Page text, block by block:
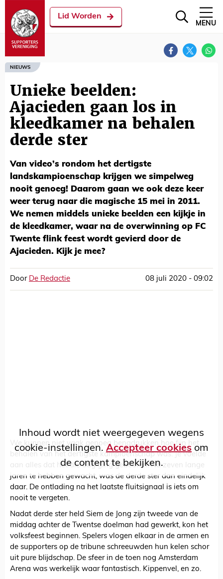
Lid Worden
MENU
NIEUWS
Unieke beelden:
Ajacieden gaan los in
kleedkamer na behalen
derde ster
Van video’s rondom het dertigste
landskampioenschap krijgen we simpelweg
nooit genoeg! Daarom gaan we ook deze keer
weer terug naar die magische 15 mei in 2011.
We nemen middels unieke beelden een kijkje in
de kleedkamer, waar na de overwinning op FC
Twente flink feest wordt gevierd door de
Ajacieden. Kijk je mee?
Door De Redactie 08 juli 2020 - 09:02
Inhoud wordt niet weergegeven wegens
cookie-instellingen.Accepteer cookies om
de content te bekijken.
We kunnen niet vaak genoeg benadrukken hoe fijn het
behalen van het dertigste kampioenschap was. Je voelde
aan alles dat het die dag ging gebeuren. Na zeven lange
jaren te hebben gewacht, was de derde ster dan eindelijk
daar. De ontlading na het laatste fluitsignaal is iets om
nooit te vergeten.
Nadat derde ster held Siem de Jong zijn tweede van de
middag achter de Twentse doelman had gewerkt, kon het
volksfeest beginnen. Spelers vlogen elkaar in de armen en
de supporters op de tribune schreeuwden hun kelen schor
uit pure blijdschap. De sfeer in de toen nog Amsterdam
Arena was werkelijk waar fantastisch. Kippenvel, en zo.